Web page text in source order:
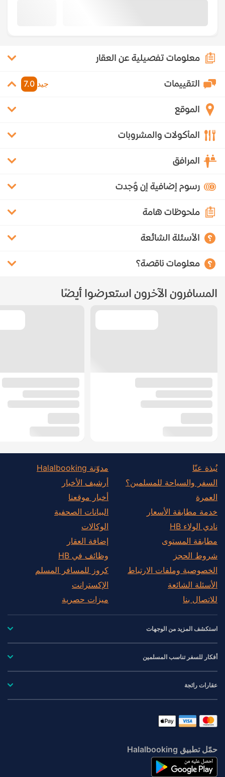
معلومات تفصيلية عن العقار
التقييمات جيد 7.0
الموقع
المأكولات والمشروبات
المرافق
رسوم إضافية إن وُجدت
ملحوظات هامة
الأسئلة الشائعة
معلومات ناقصة؟
المسافرون الآخرون استعرضوا أيضًا
نُبذة عنّا
السفر والسياحة للمسلمين؟
العمرة
خدمة مطابقة الأسعار
نادي الولاء HB
مطابقة المستوى
شروط الحجز
الخصوصية وملفات الارتباط
الأسئلة الشائعة
للاتصال بنا
مدوّنة Halalbooking
أرشيف الأخبار
أخبار موقعنا
البيانات الصحفية
الوكالات
إضافة العقار
وظائف في HB
كروز للمسافر المسلم
الإكسترانت
ميزات حصرية
استكشف المزيد من الوجهات
أفكار للسفر تناسب المسلمين
عقارات رائجة
حمّل تطبيق Halalbooking